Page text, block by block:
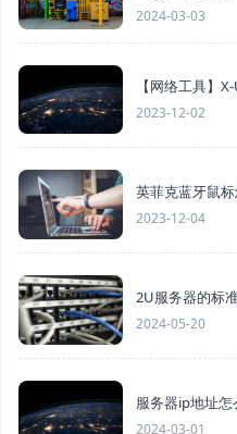
2024-03-03
【网络工具】
2023-12-02
英菲克蓝牙鼠
2023-12-04
2U服务器的标
2024-05-20
服务器ip地址怎
2024-03-01